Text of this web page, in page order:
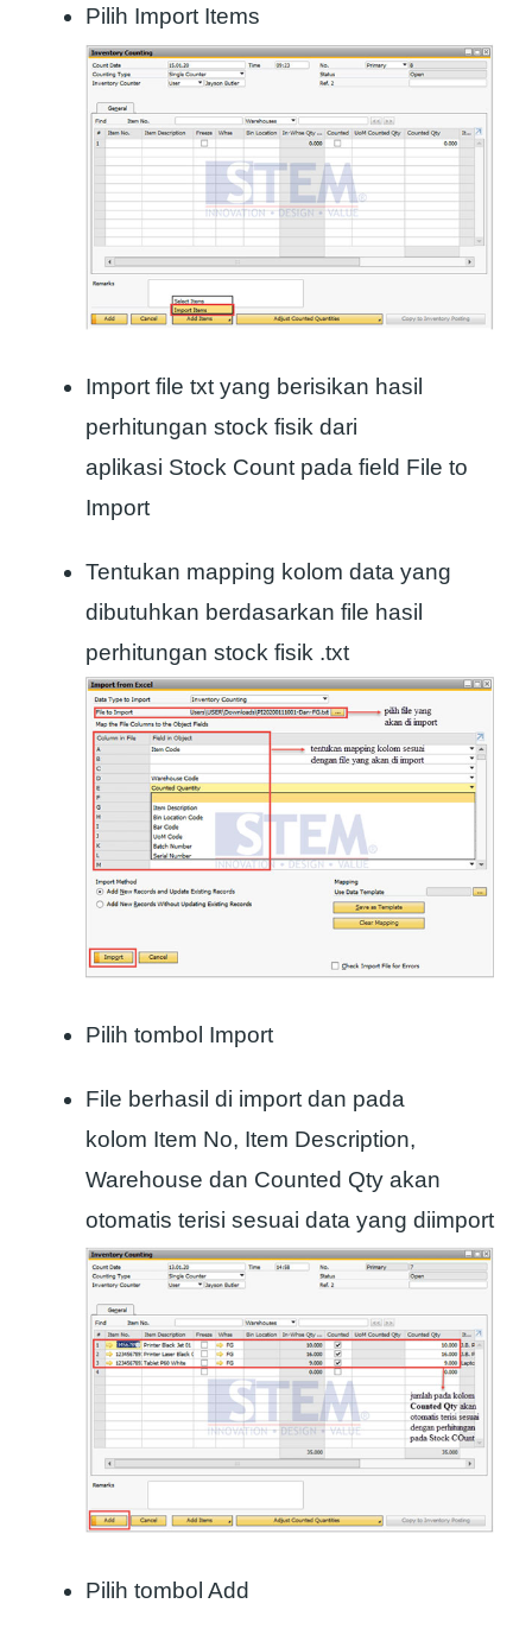
Pilih Import Items
Import file txt yang berisikan hasil
perhitungan stock fisik dari
aplikasi Stock Count pada field File to
Import
Tentukan mapping kolom data yang
dibutuhkan berdasarkan file hasil
perhitungan stock fisik .txt
Pilih tombol Import
File berhasil di import dan pada
kolom Item No, Item Description,
Warehouse dan Counted Qty akan
otomatis terisi sesuai data yang diimport
Pilih tombol Add